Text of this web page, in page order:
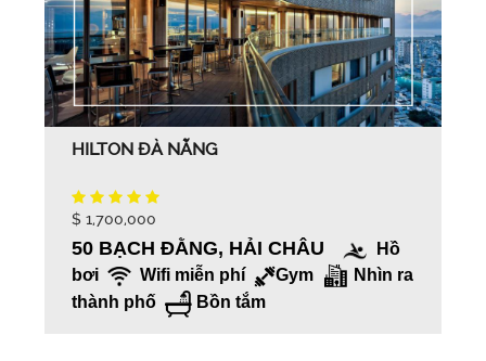
HILTON ĐÀ NẴNG
$ 1,700,000
50 BẠCH ĐẰNG, HẢI CHÂU
Hồ
bơi
Wifi miễn phí Gym
Nhìn ra
thành phố
Bồn tắm